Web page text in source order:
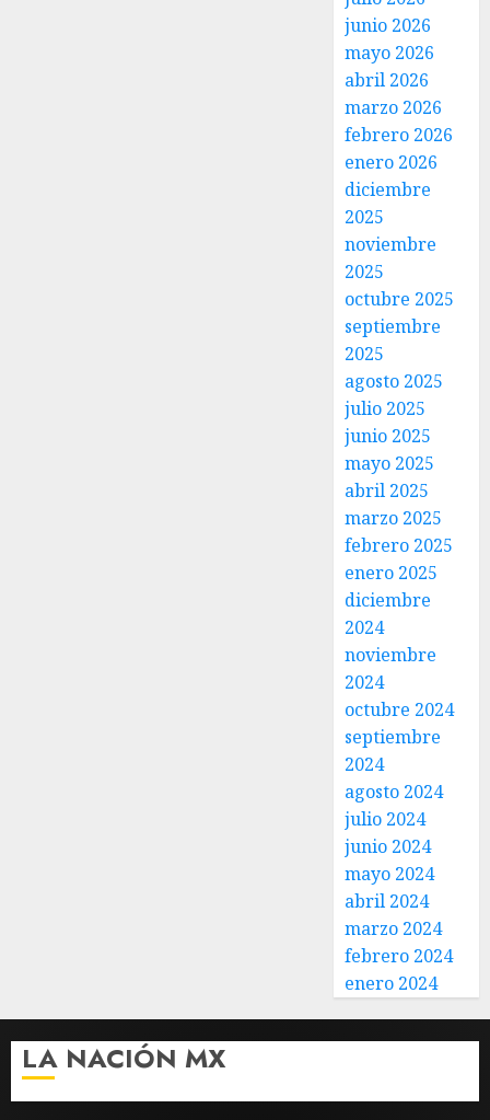
junio 2026
mayo 2026
abril 2026
marzo 2026
febrero 2026
enero 2026
diciembre
2025
noviembre
2025
octubre 2025
septiembre
2025
agosto 2025
julio 2025
junio 2025
mayo 2025
abril 2025
marzo 2025
febrero 2025
enero 2025
diciembre
2024
noviembre
2024
octubre 2024
septiembre
2024
agosto 2024
julio 2024
junio 2024
mayo 2024
abril 2024
marzo 2024
febrero 2024
enero 2024
LA NACIÓN MX